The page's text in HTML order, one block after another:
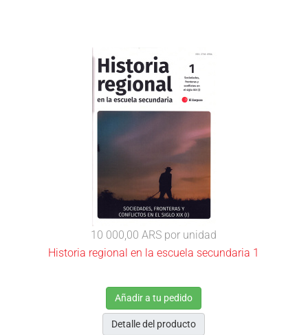
10 000,00 ARS por unidad
Historia regional en la escuela secundaria 1
Añadir a tu pedido
Detalle del producto